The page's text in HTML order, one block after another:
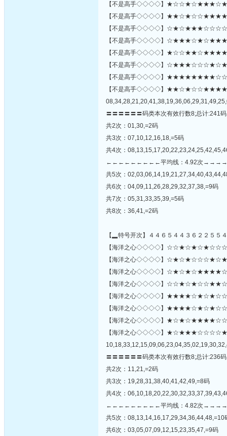
【不是高手◇◇◇◇】
【不是高手◇◇◇◇】
【不是高手◇◇◇◇】
【不是高手◇◇◇◇】
【不是高手◇◇◇◇】
【不是高手◇◇◇◇】
【不是高手◇◇◇◇】
【不是高手◇◇◇◇】
〓〓〓〓〓〓码类本次有效行数8;总计:241
共2次：01,30,=2码
共3次：07,10,12,16,18,=5码
共4次：
←←←←←←←←←平均线：4.92次
共5次：
共6次：04,09,11,26,28,29,32,37,38,=9码
共7次：05,31,33,35,39,=5码
共8次：36,41,=2码
【▂特号开次】４４６５４４３６２２５５
【海洋之心◇◇◇◇】
【海洋之心◇◇◇◇】
【海洋之心◇◇◇◇】
【海洋之心◇◇◇◇】
【海洋之心◇◇◇◇】
【海洋之心◇◇◇◇】
【海洋之心◇◇◇◇】
【海洋之心◇◇◇◇】
〓〓〓〓〓〓码类本次有效行数8;总计:236
共2次：11,21,=2码
共3次：19,28,31,38,40,41,42,49,=8码
共4次：
←←←←←←←←←平均线：4.82次
共5次：08,13,14,16,17,29,34,36,44,48,=10
共6次：03,05,07,09,12,15,23,35,47,=9码